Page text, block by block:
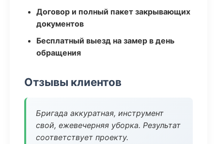
Договор и полный пакет закрывающих
документов
Бесплатный выезд на замер в день
обращения
Отзывы клиентов
Бригада аккуратная, инструмент
свой, ежевечерняя уборка. Результат
соответствует проекту.